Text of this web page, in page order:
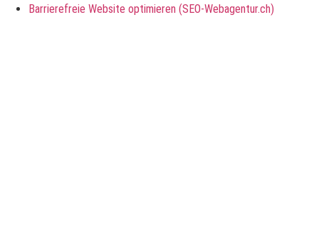
Barrierefreie Website optimieren (SEO-Webagentur.ch)